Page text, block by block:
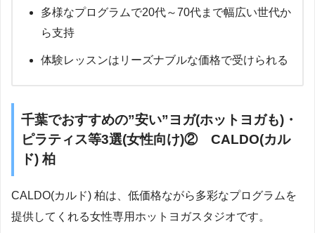
多様なプログラムで20代～70代まで幅広い世代か
ら支持
体験レッスンはリーズナブルな価格で受けられる
千葉でおすすめの”安い”ヨガ(ホットヨガも)・
ピラティス等3選(女性向け)② CALDO(カル
ド) 柏
CALDO(カルド) 柏は、低価格ながら多彩なプログラムを
提供してくれる女性専用ホットヨガスタジオです。